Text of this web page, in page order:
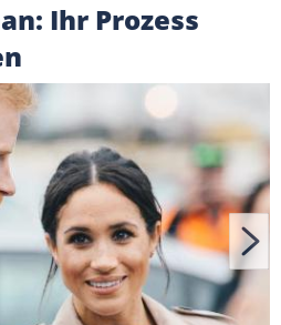
Ihr Prozess